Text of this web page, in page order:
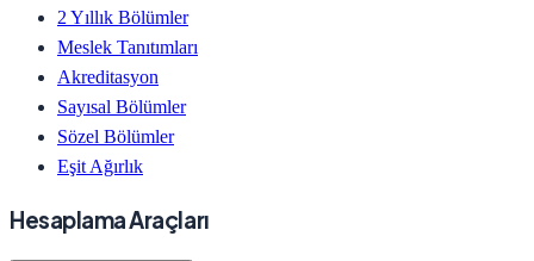
2 Yıllık Bölümler
Meslek Tanıtımları
Akreditasyon
Sayısal Bölümler
Sözel Bölümler
Eşit Ağırlık
Hesaplama Araçları